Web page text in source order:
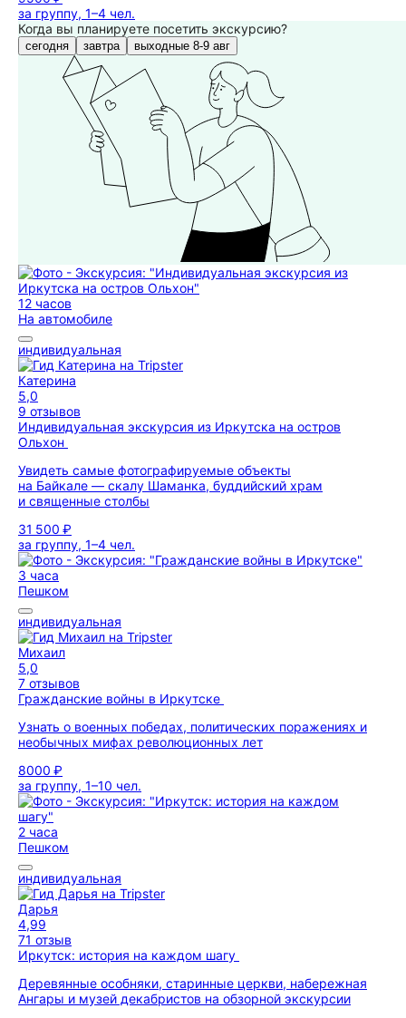
за группу, 1–4 чел.
Когда вы планируете посетить экскурсию?
сегодня завтра выходные 8-9 авг
12 часов
На автомобиле
индивидуальная
Катерина
5,0
9 отзывов
Индивидуальная экскурсия из Иркутска на остров
Ольхон
Увидеть самые фотографируемые объекты
на Байкале — скалу Шаманка, буддийский храм
и священные столбы
31 500 ₽
за группу, 1–4 чел.
3 часа
Пешком
индивидуальная
Михаил
5,0
7 отзывов
Гражданские войны в Иркутске
Узнать о военных победах, политических поражениях и
необычных мифах революционных лет
8000 ₽
за группу, 1–10 чел.
2 часа
Пешком
индивидуальная
Дарья
4,99
71 отзыв
Иркутск: история на каждом шагу
Деревянные особняки, старинные церкви, набережная
Ангары и музей декабристов на обзорной экскурсии